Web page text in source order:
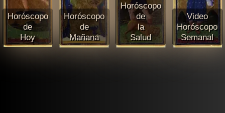
Horóscopo
de
Hoy
Horóscopo
de
Mañana
Horóscopo
de
la
Salud
Video
Horóscopo
Semanal